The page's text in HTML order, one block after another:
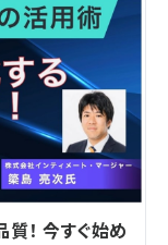
！ 今すぐ始め